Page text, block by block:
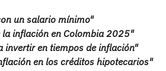
un salario mínimo"
la inflación en Colombia 2025"
invertir en tiempos de inflación"
en los créditos hipotecarios"